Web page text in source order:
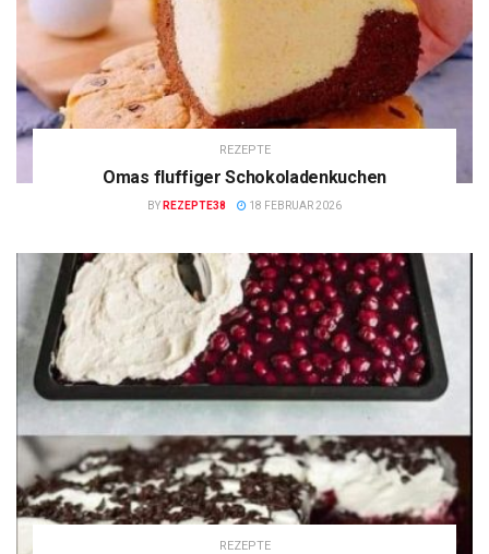
REZEPTE
Omas fluffiger Schokoladenkuchen
BY REZEPTE38 18 FEBRUAR 2026
REZEPTE